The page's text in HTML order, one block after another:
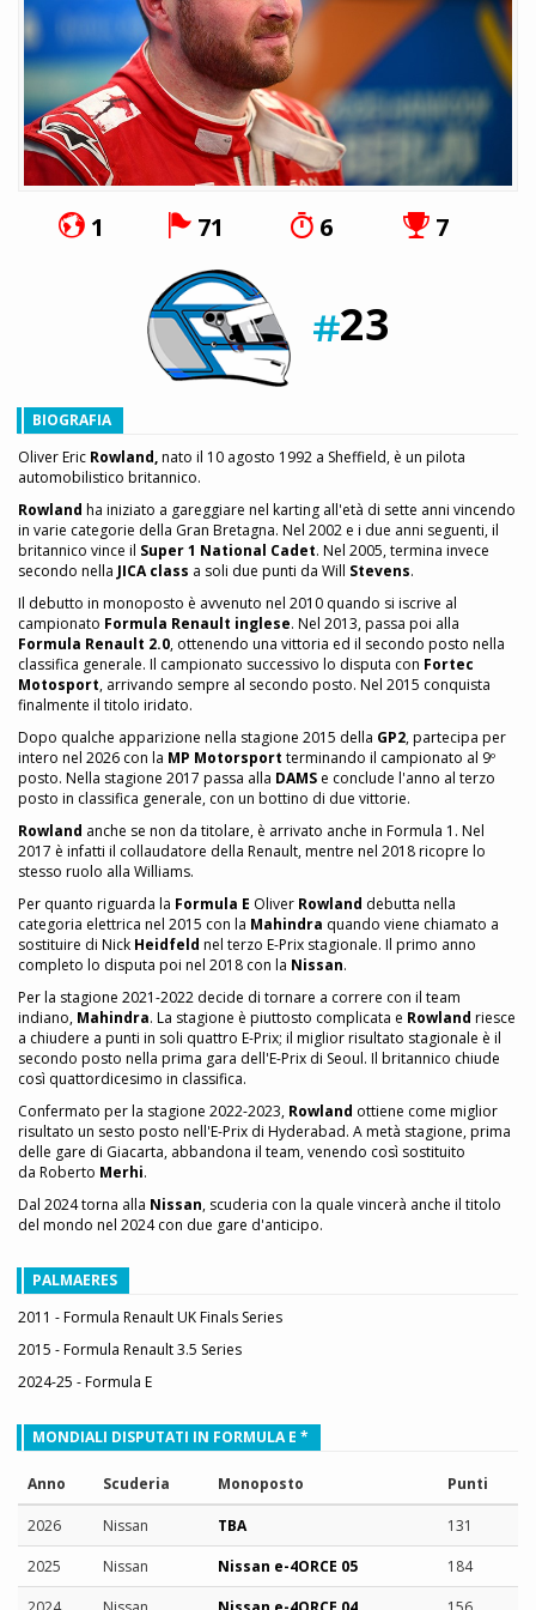
1 71 6 7
23
BIOGRAFIA
Oliver Eric Rowland,nato il 10 agosto 1992 a Sheffield, è un pilota
automobilistico britannico.
Rowland ha iniziato a gareggiare nel karting all'età di sette anni vincendo
in varie categorie della Gran Bretagna. Nel 2002 e i due anni seguenti, il
britannico vince il Super 1 National Cadet. Nel 2005, termina invece
secondo nella JICA class a soli due punti da Will Stevens.
Il debutto in monoposto è avvenuto nel 2010 quando si iscrive al
campionato Formula Renault inglese. Nel 2013, passa poi alla
Formula Renault 2.0, ottenendo una vittoria ed il secondo posto nella
classifica generale. Il campionato successivo lo disputa con Fortec
Motosport, arrivando sempre al secondo posto. Nel 2015 conquista
finalmente il titolo iridato.
Dopo qualche apparizione nella stagione 2015 della GP2, partecipa per
intero nel 2026 con la MP Motorsport terminando il campionato al 9º
posto. Nella stagione 2017 passa alla DAMS e conclude l'anno al terzo
posto in classifica generale, con un bottino di due vittorie.
Rowland anche se non da titolare, è arrivato anche in Formula 1. Nel
2017 è infatti il collaudatore della Renault, mentre nel 2018 ricopre lo
stesso ruolo alla Williams.
Per quanto riguarda la Formula E Oliver Rowland debutta nella
categoria elettrica nel 2015 con la Mahindra quando viene chiamato a
sostituire di Nick Heidfeld nel terzo E-Prix stagionale. Il primo anno
completo lo disputa poi nel 2018 con la Nissan.
Per la stagione 2021-2022 decide di tornare a correre con il team
indiano, Mahindra. La stagione è piuttosto complicata e Rowland riesce
a chiudere a punti in soli quattro E-Prix; il miglior risultato stagionale è il
secondo posto nella prima gara dell'E-Prix di Seoul. Il britannico chiude
così quattordicesimo in classifica.
Confermato per la stagione 2022-2023, Rowland ottiene come miglior
risultato un sesto posto nell'E-Prix di Hyderabad. A metà stagione, prima
delle gare di Giacarta, abbandona il team, venendo così sostituito
da Roberto Merhi.
Dal 2024 torna alla Nissan, scuderia con la quale vincerà anche il titolo
del mondo nel 2024 con due gare d'anticipo.
PALMAERES
2011 - Formula Renault UK Finals Series
2015 - Formula Renault 3.5 Series
2024-25 - Formula E
MONDIALI DISPUTATI IN FORMULA E *
Anno Scuderia Monoposto Punti
2026 Nissan TBA
131
2025
Nissan Nissan e-4ORCE 05
184